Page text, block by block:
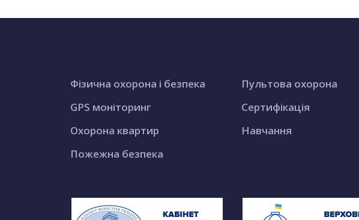
Фізична охорона і безпека
GPS моніторинг
Охорона квартир
Пожежна безпека
Пультова охорона
Сертифікація
Навчання